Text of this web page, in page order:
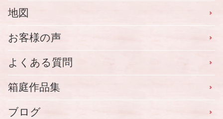
地図
お客様の声
よくある質問
箱庭作品集
ブログ